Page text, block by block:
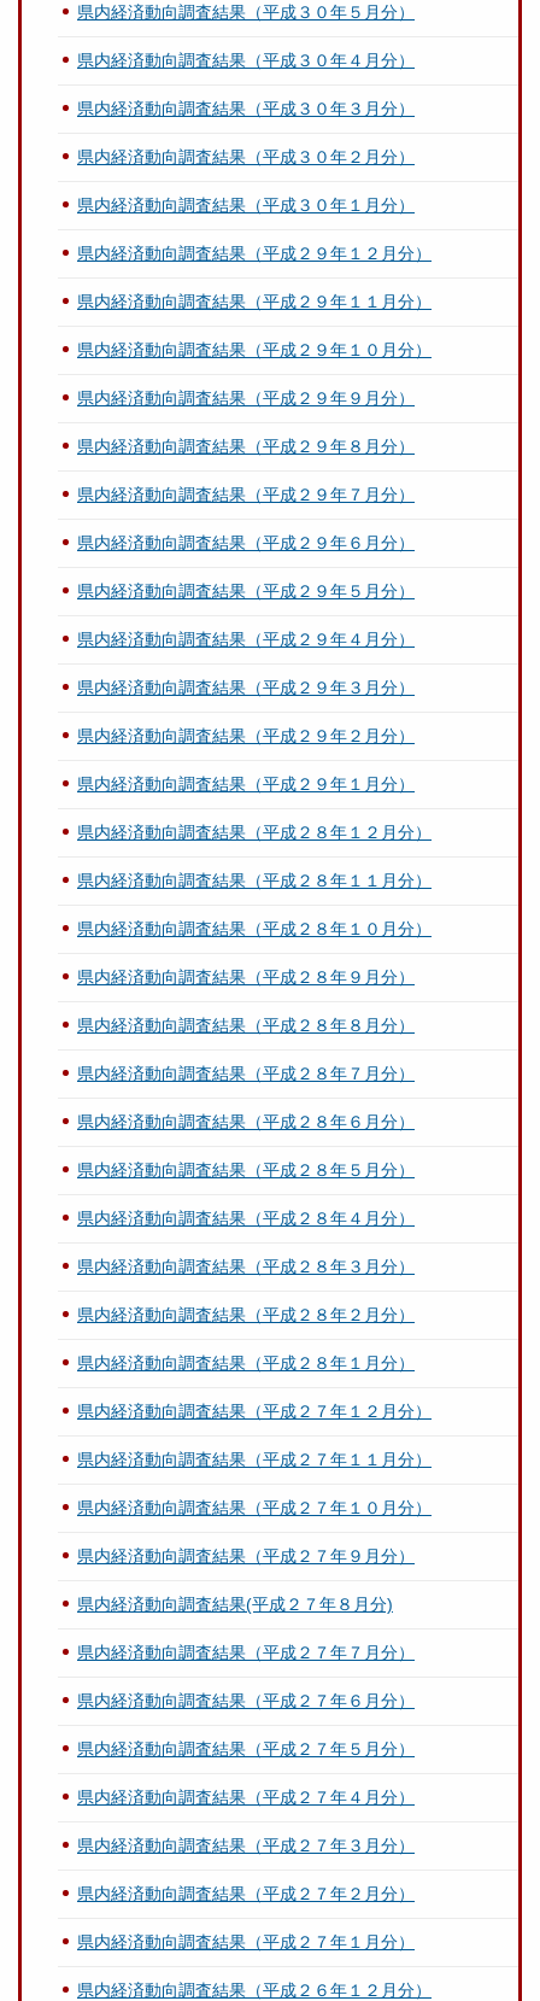
県内経済動向調査結果（平成３０年５月分）
県内経済動向調査結果（平成３０年４月分）
県内経済動向調査結果（平成３０年３月分）
県内経済動向調査結果（平成３０年２月分）
県内経済動向調査結果（平成３０年１月分）
県内経済動向調査結果（平成２９年１２月分）
県内経済動向調査結果（平成２９年１１月分）
県内経済動向調査結果（平成２９年１０月分）
県内経済動向調査結果（平成２９年９月分）
県内経済動向調査結果（平成２９年８月分）
県内経済動向調査結果（平成２９年７月分）
県内経済動向調査結果（平成２９年６月分）
県内経済動向調査結果（平成２９年５月分）
県内経済動向調査結果（平成２９年４月分）
県内経済動向調査結果（平成２９年３月分）
県内経済動向調査結果（平成２９年２月分）
県内経済動向調査結果（平成２９年１月分）
県内経済動向調査結果（平成２８年１２月分）
県内経済動向調査結果（平成２８年１１月分）
県内経済動向調査結果（平成２８年１０月分）
県内経済動向調査結果（平成２８年９月分）
県内経済動向調査結果（平成２８年８月分）
県内経済動向調査結果（平成２８年７月分）
県内経済動向調査結果（平成２８年６月分）
県内経済動向調査結果（平成２８年５月分）
県内経済動向調査結果（平成２８年４月分）
県内経済動向調査結果（平成２８年３月分）
県内経済動向調査結果（平成２８年２月分）
県内経済動向調査結果（平成２８年１月分）
県内経済動向調査結果（平成２７年１２月分）
県内経済動向調査結果（平成２７年１１月分）
県内経済動向調査結果（平成２７年１０月分）
県内経済動向調査結果（平成２７年９月分）
県内経済動向調査結果(平成２７年８月分)
県内経済動向調査結果（平成２７年７月分）
県内経済動向調査結果（平成２７年６月分）
県内経済動向調査結果（平成２７年５月分）
県内経済動向調査結果（平成２７年４月分）
県内経済動向調査結果（平成２７年３月分）
県内経済動向調査結果（平成２７年２月分）
県内経済動向調査結果（平成２７年１月分）
県内経済動向調査結果（平成２６年１２月分）